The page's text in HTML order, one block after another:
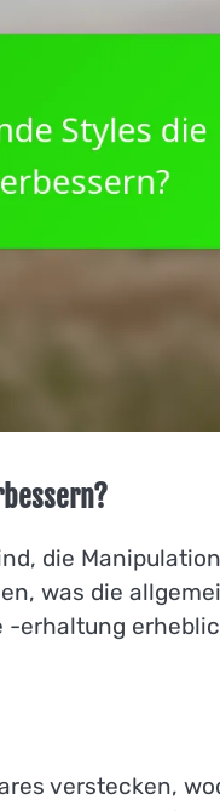
die
was die
erhaltung
verstecken,